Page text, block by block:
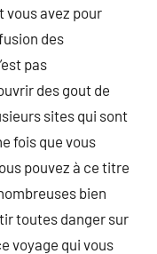
avez pour
des
pas
des gout de
sites qui sont
fois que vous
pouvez à ce titre
bien
toutes danger sur
voyage qui vous